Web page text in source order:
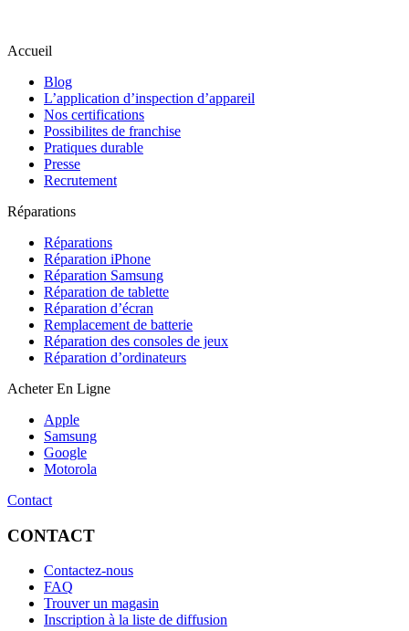
Accueil
Blog
L’application d’inspection d’appareil
Nos certifications
Possibilites de franchise
Pratiques durable
Presse
Recrutement
Réparations
Réparations
Réparation iPhone
Réparation Samsung
Réparation de tablette
Réparation d’écran
Remplacement de batterie
Réparation des consoles de jeux
Réparation d’ordinateurs
Acheter En Ligne
Apple
Samsung
Google
Motorola
Contact
CONTACT
Contactez-nous
FAQ
Trouver un magasin
Inscription à la liste de diffusion